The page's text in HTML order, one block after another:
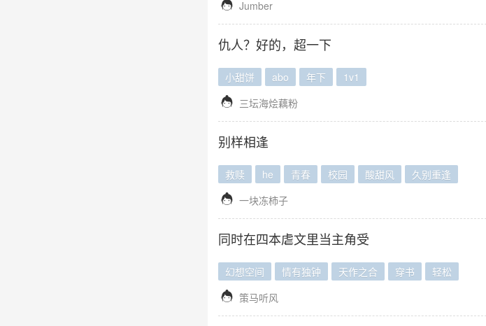
 Jumber
仇人？好的，超一下
小甜饼 abo 年下 1v1
 三坛海烩藕粉
别样相逢
救赎 he 青春 校园 酸甜风 久别重逢
 一块冻柿子
同时在四本虐文里当主角受
幻想空间 情有独钟 天作之合 穿书 轻松
 策马听风